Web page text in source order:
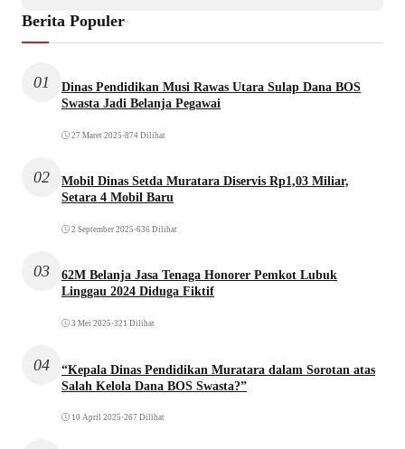
Berita Populer
01
Dinas Pendidikan Musi Rawas Utara Sulap Dana BOS
Swasta Jadi Belanja Pegawai
27 Maret 2025 •874 Dilihat
02
Mobil Dinas Setda Muratara Diservis Rp1,03 Miliar,
Setara 4 Mobil Baru
2 September 2025 •636 Dilihat
03
62M Belanja Jasa Tenaga Honorer Pemkot Lubuk
Linggau 2024 Diduga Fiktif
3 Mei 2025 •321 Dilihat
04
“Kepala Dinas Pendidikan Muratara dalam Sorotan atas
Salah Kelola Dana BOS Swasta?”
10 April 2025 •267 Dilihat